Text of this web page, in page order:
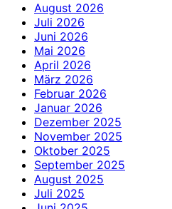
August 2026
Juli 2026
Juni 2026
Mai 2026
April 2026
März 2026
Februar 2026
Januar 2026
Dezember 2025
November 2025
Oktober 2025
September 2025
August 2025
Juli 2025